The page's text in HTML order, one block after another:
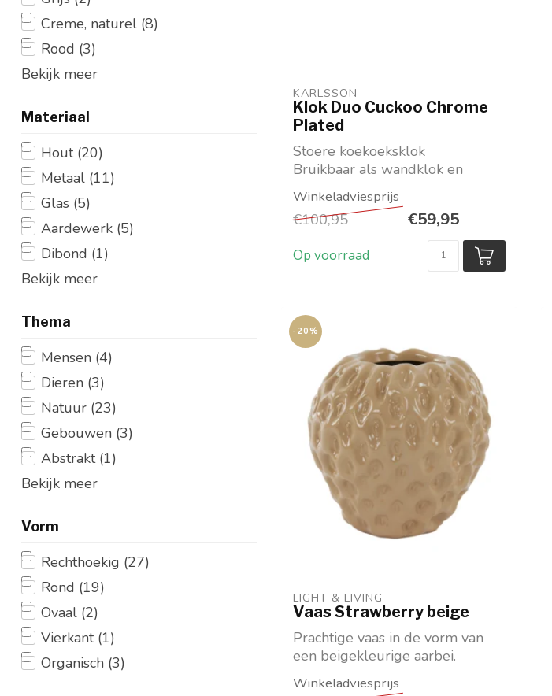
Creme, naturel (8)
Rood (3)
Bekijk meer
Materiaal
Hout (20)
Metaal (11)
Glas (5)
Aardewerk (5)
Dibond (1)
Bekijk meer
Thema
Mensen (4)
Dieren (3)
Natuur (23)
Gebouwen (3)
Abstrakt (1)
Bekijk meer
Vorm
Rechthoekig (27)
Rond (19)
Ovaal (2)
Vierkant (1)
Organisch (3)
KARLSSON
Klok Duo Cuckoo Chrome
Plated
Stoere koekoeksklok
Bruikbaar als wandklok en
Kleur: Chroom (spiege...
€100,95 €59,95
Op voorraad
-20%
LIGHT & LIVING
Vaas Strawberry beige
Prachtige vaas in de vorm van
een beigekleurige aarbei.